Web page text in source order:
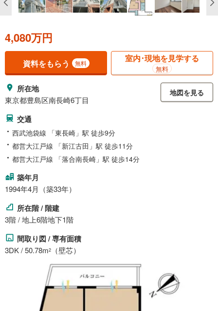
4,080万円
資料をもらう 無料 室内･現地を見学する
無料
所在地
東京都豊島区南長崎6丁目
地図を見る
交通
西武池袋線 「東長崎」駅 徒歩9分
都営大江戸線 「新江古田」駅 徒歩11分
都営大江戸線 「落合南長崎」駅 徒歩14分
築年月
1994年4月（築33年）
所在階 / 階建
3階 / 地上6階地下1階
間取り図 / 専有面積
3DK / 50.78m2 （壁芯）